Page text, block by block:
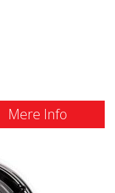
Mere Info